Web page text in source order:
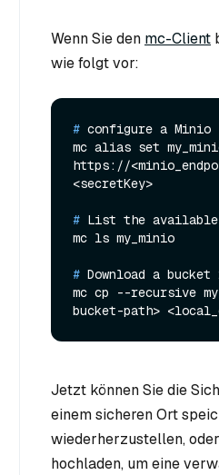
Wenn Sie den mc-Client
wie folgt vor:
# configure a Minio
mc alias set
https://
# List the available
# Download a
mc cp --recursive
Jetzt können Sie die
einem sicheren Ort
wiederherzustellen,
hochladen, um eine